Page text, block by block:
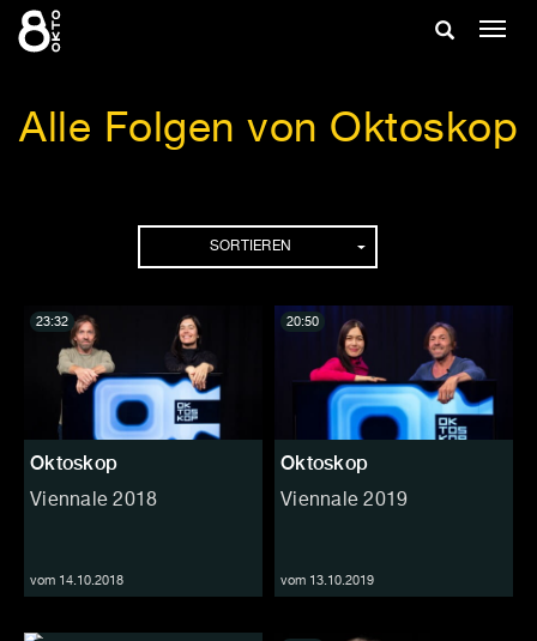
Zum
Inhalt
Suche
Alle Folgen von Oktoskop
SORTIEREN
Oktoskop
Viennale 2018
vom 14.10.2018
23:32
Oktoskop
Viennale 2019
vom 13.10.2019
20:50